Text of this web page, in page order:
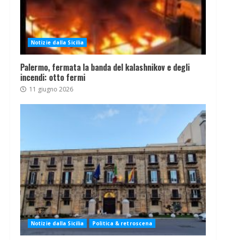
Notizie dalla Sicilia
Palermo, fermata la banda del kalashnikov e degli
incendi: otto fermi
11 giugno 2026
Notizie dalla Sicilia Politica & retroscena